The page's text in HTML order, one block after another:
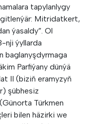
tapylanlygy
Mitridatkert,
ýasaldy”. Ol
nji ýyllarda
baglanyşdyrmaga
Parfiýany dünýä
II (biziň eramyzyň
şübhesiz
Türkmen
bilen häzirki we